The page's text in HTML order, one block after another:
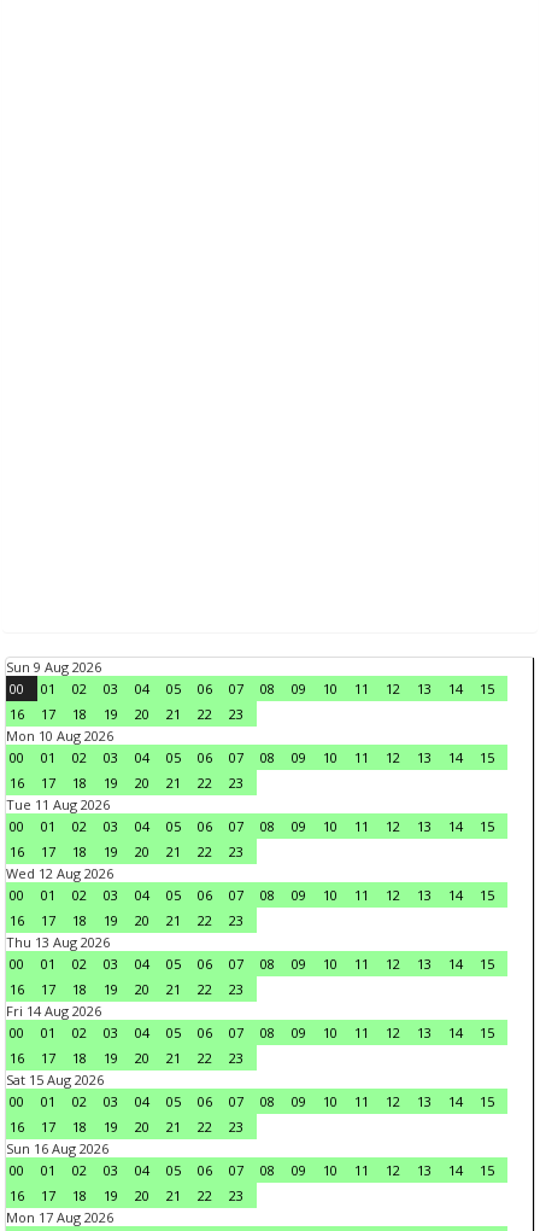
Sun 9 Aug 2026
00
01 02 03 04 05 06 07 08 09 10 11 12 13 14
15
16
17 18 19 20 21 22
23
Mon 10 Aug 2026
00
01 02 03 04 05 06 07 08 09 10 11 12 13 14
15
16
17 18 19 20 21 22
23
Tue 11 Aug 2026
00
01 02 03 04 05 06 07 08 09 10 11 12 13 14
15
16
17 18 19 20 21 22
23
Wed 12 Aug 2026
00
01 02 03 04 05 06 07 08 09 10 11 12 13 14
15
16
17 18 19 20 21 22
23
Thu 13 Aug 2026
00
01 02 03 04 05 06 07 08 09 10 11 12 13 14
15
16
17 18 19 20 21 22
23
Fri 14 Aug 2026
00
01 02 03 04 05 06 07 08 09 10 11 12 13 14
15
16
17 18 19 20 21 22
23
Sat 15 Aug 2026
00
01 02 03 04 05 06 07 08 09 10 11 12 13 14
15
16
17 18 19 20 21 22
23
Sun 16 Aug 2026
00
01 02 03 04 05 06 07 08 09 10 11 12 13 14
15
16
17 18 19 20 21 22
23
Mon 17 Aug 2026